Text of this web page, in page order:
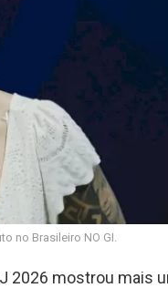
no Brasileiro NO GI.
2026 mostrou mais